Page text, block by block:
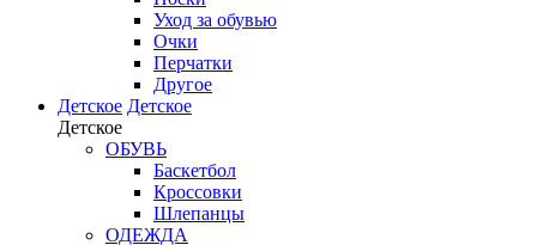
Уход за обувью
Очки
Перчатки
Другое
Детское Детское
Детское
ОБУВЬ
Баскетбол
Кроссовки
Шлепанцы
ОДЕЖДА